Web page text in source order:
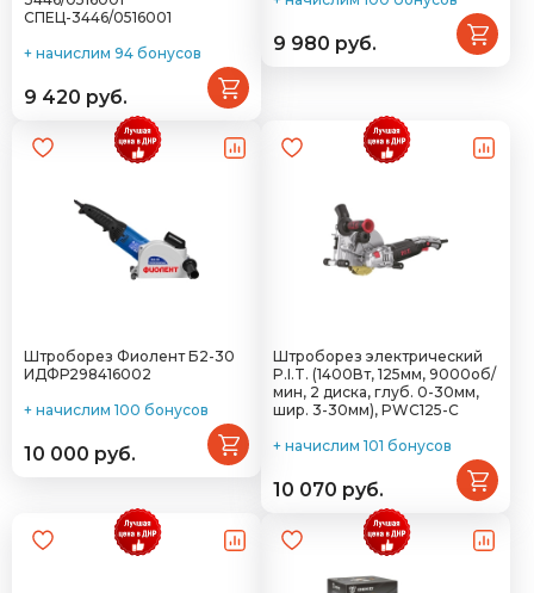
СПЕЦ-3446/0516001
+ начислим 94 бонусов
9 420 руб.
9 980 руб.
Штроборез Фиолент Б2-30
ИДФР298416002
+ начислим 100 бонусов
10 000 руб.
Штроборез электрический
P.I.T. (1400Вт, 125мм, 9000об/
мин, 2 диска, глуб. 0-30мм,
шир. 3-30мм), PWC125-C
+ начислим 101 бонусов
10 070 руб.